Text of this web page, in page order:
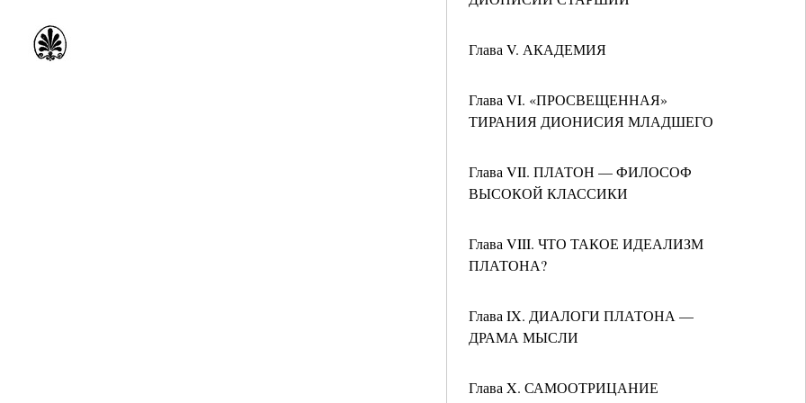
Глава V. АКАДЕМИЯ
Глава VI. «ПРОСВЕЩЕННАЯ»
ТИРАНИЯ ДИОНИСИЯ МЛАДШЕГО
Глава VII. ПЛАТОН — ФИЛОСОФ
ВЫСОКОЙ КЛАССИКИ
Глава VIII. ЧТО ТАКОЕ ИДЕАЛИЗМ
ПЛАТОНА?
Глава IX. ДИАЛОГИ ПЛАТОНА —
ДРАМА МЫСЛИ
Глава X. САМООТРИЦАНИЕ